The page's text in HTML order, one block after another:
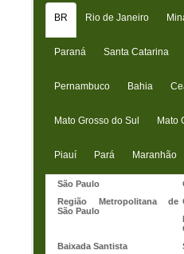
BR Rio de Janeiro
Paraná Santa Catarina
Pernambuco Bahia
Mato Grosso do Sul Mato
Piauí Pará Maranhão
São Paulo
Região Metropolitana de
São Paulo
Baixada Santista